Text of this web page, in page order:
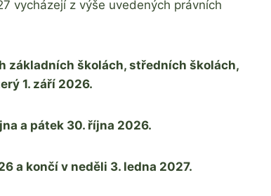
vycházejí z výše uvedených právních
základních školách, středních školách,
1. září 2026.
a pátek 30. října 2026.
a končí v neděli 3. ledna 2027.